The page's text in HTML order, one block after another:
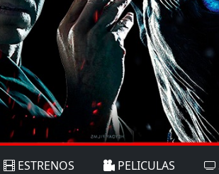
ESTRENOS PELICULAS